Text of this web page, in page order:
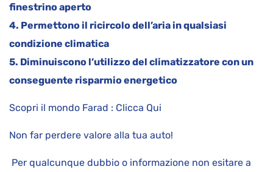
finestrino aperto
4. Permettono il ricircolo dell’aria in qualsiasi
condizione climatica
5. Diminuiscono l’utilizzo del climatizzatore con un
conseguente risparmio energetico
Scopri il mondo Farad : Clicca Qui
Non far perdere valore alla tua auto!
Per qualcunque dubbio o informazione non esitare a